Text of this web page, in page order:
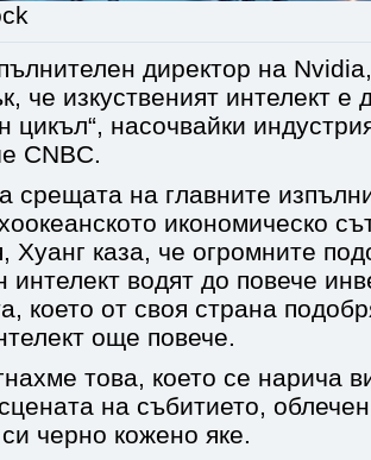
директор на
че изкуственият интелект е
цикъл“, насочвайки
CNBC.
срещата на главните
икономическо
каза, че огромните
интелект водят до повече
което от своя страна
още повече.
това, което се нарича
на събитието,
черно кожено яке.